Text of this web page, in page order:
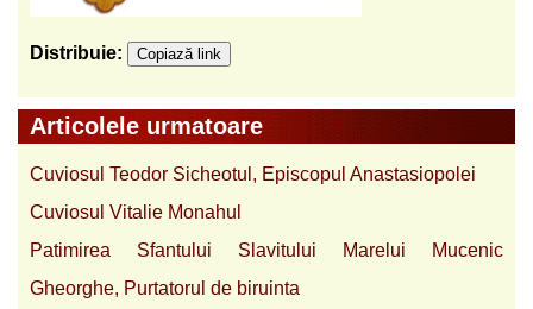
Distribuie: Copiază link
Articolele urmatoare
Cuviosul Teodor Sicheotul, Episcopul Anastasiopolei
Cuviosul Vitalie Monahul
Patimirea Sfantului Slavitului Marelui Mucenic
Gheorghe, Purtatorul de biruinta